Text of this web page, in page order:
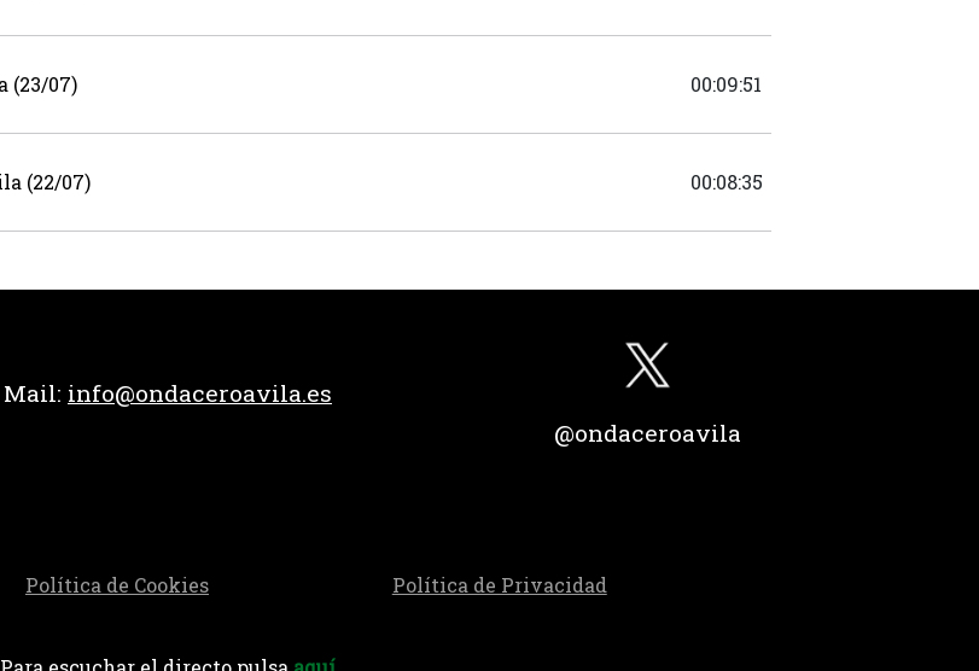
(23/07) 00:09:51
(22/07) 00:08:35
Mail: info@ondaceroavila.es
@ondaceroavila
Política de Cookies Política de Privacidad